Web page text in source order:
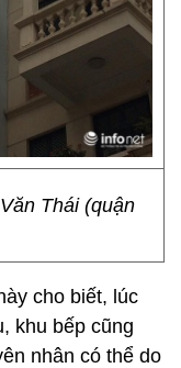
Thái (quận
cho biết, lúc
khu bếp cũng
nhân có thể do